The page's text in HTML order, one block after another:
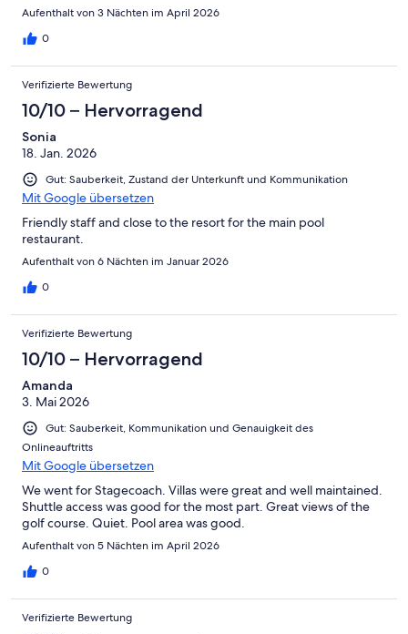
Aufenthalt von 3 Nächten im April 2026
0
Verifizierte Bewertung
10/10 – Hervorragend
Sonia
18. Jan. 2026
Gut: Sauberkeit, Zustand der Unterkunft und Kommunikation
Mit Google übersetzen
Friendly staff and close to the resort for the main pool
restaurant.
Aufenthalt von 6 Nächten im Januar 2026
0
Verifizierte Bewertung
10/10 – Hervorragend
Amanda
3. Mai 2026
Gut: Sauberkeit, Kommunikation und Genauigkeit des
Onlineauftritts
Mit Google übersetzen
We went for Stagecoach. Villas were great and well maintained.
Shuttle access was good for the most part. Great views of the
golf course. Quiet. Pool area was good.
Aufenthalt von 5 Nächten im April 2026
0
Verifizierte Bewertung